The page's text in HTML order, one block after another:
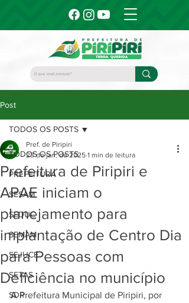
Post
TODOS OS POSTS
PREFEITURA
SESAM
SEDUC
SEMAM
SEJUCE
SETAS
SDR
TODOS OS POSTS
Prefeitura de Piripiri e
APAE iniciam o
planejamento para
implantação de Centro Dia
para Pessoas com
Deficiência no município
Pref. de Piripiri
23 de jan. de 2025 1 min de leitura
A Prefeitura Municipal de Piripiri, por